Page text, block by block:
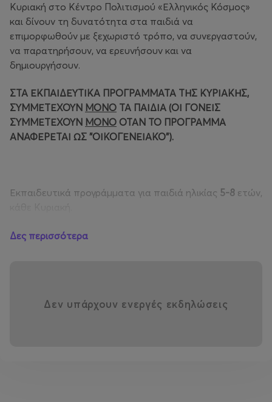
Κυριακή στο Κέντρο Πολιτισμού «Ελληνικός Κόσμος»
και δίνουν τη δυνατότητα στα παιδιά να
επιμορφωθούν με ξεχωριστό τρόπο, να συνεργαστούν,
να παρατηρήσουν, να ερευνήσουν και να
δημιουργήσουν.
ΣΤΑ ΕΚΠΑΙΔΕΥΤΙΚΑ ΠΡΟΓΡΑΜΜΑΤΑ ΤΗΣ ΚΥΡΙΑΚΗΣ,
ΣΥΜΜΕΤΕΧΟΥΝ ΜΟΝΟ ΤΑ ΠΑΙΔΙΑ (ΟΙ ΓΟΝΕΙΣ
ΣΥΜΜΕΤΕΧΟΥΝ ΜΟΝΟ ΟΤΑΝ ΤΟ ΠΡΟΓΡΑΜΜΑ
ΑΝΑΦΕΡΕΤΑΙ ΩΣ "ΟΙΚΟΓΕΝΕΙΑΚΟ").
Εκπαιδευτικά προγράμματα για παιδιά ηλικίας 5-8 ετών,
Δες περισσότερα
Δεν υπάρχουν ενεργές εκδηλώσεις